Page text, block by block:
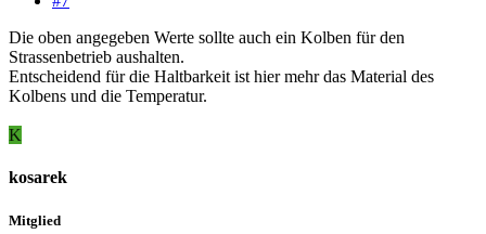
Die oben angegeben Werte sollte auch ein Kolben für den
Strassenbetrieb aushalten.
Entscheidend für die Haltbarkeit ist hier mehr das Material des
Kolbens und die Temperatur.
K
kosarek
Mitglied